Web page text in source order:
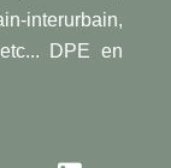
interurbain,
DPE en